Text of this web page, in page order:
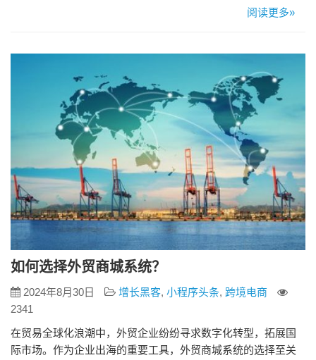
GitLab等代码托管平台：这些平台上有许多开源的电商系统项
取源码或参与开发。 2. 商业解决方案 购买现成的电商…
阅读更多»
如何选择外贸商城系统？
2024年8月30日 增长黑客, 小程序头条, 跨境电商
2341
在贸易全球化浪潮中，外贸企业纷纷寻求数字化转型，拓展国
际市场。作为企业出海的重要工具，外贸商城系统的选择至关